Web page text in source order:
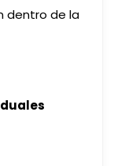
dentro de la